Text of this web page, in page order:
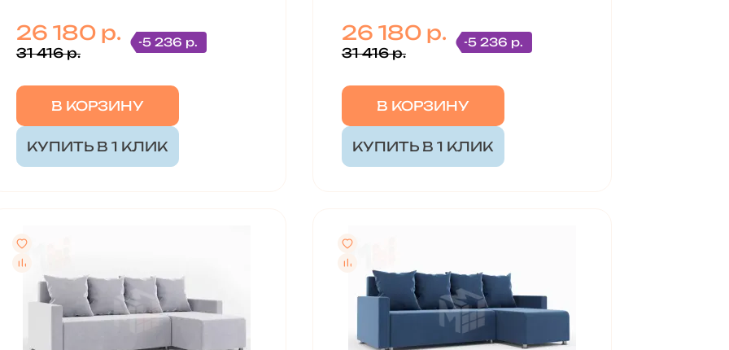
26 180 р.
31 416 р.
-5 236 р.
В КОРЗИНУ
КУПИТЬ В 1 КЛИК
26 180 р.
31 416 р.
-5 236 р.
В КОРЗИНУ
КУПИТЬ В 1 КЛИК